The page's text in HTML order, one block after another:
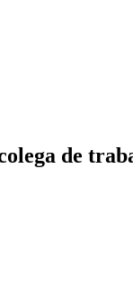
de